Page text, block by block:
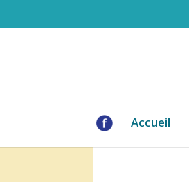
Accueil